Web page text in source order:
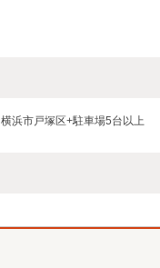
横浜市戸塚区+駐車場5台以上